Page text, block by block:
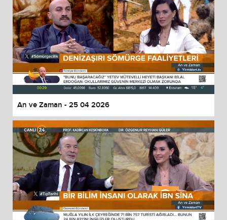
An ve Zaman - 25 04 2026